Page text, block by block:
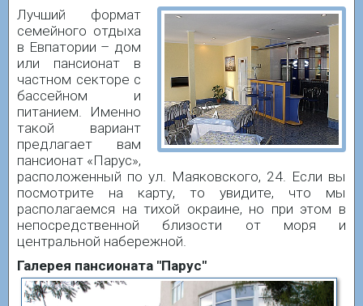
Лучший формат
семейного отдыха
в Евпатории – дом
или пансионат в
частном секторе с
бассейном и
питанием. Именно
такой вариант
предлагает вам
пансионат «Парус»,
расположенный по ул. Маяковского, 24. Если вы
посмотрите на карту, то увидите, что мы
располагаемся на тихой окраине, но при этом в
непосредственной близости от моря и
центральной набережной.
Галерея пансионата "Парус"